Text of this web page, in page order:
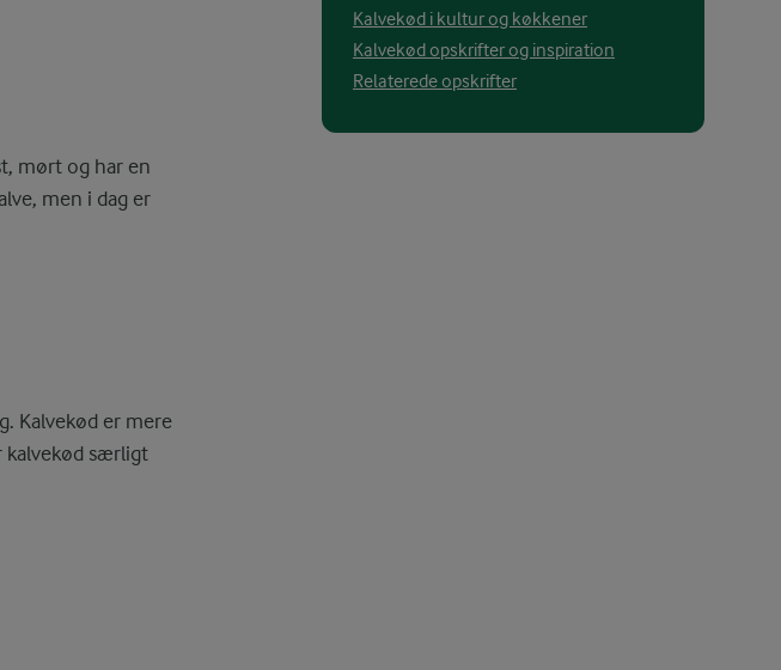
Kalvekød i kultur og køkkener
Kalvekød opskrifter og inspiration
Relaterede opskrifter
mørt og har en
men i dag er
Kalvekød er mere
kalvekød særligt